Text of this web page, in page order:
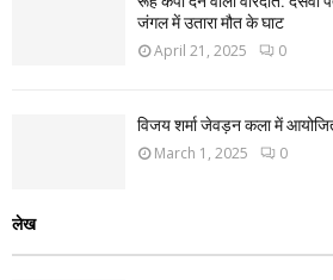
जंगल में उतारा मौत के घाट
April 21, 2025 0
विजय शर्मा जेवड़न कला में
March 1, 2025 0
लेख